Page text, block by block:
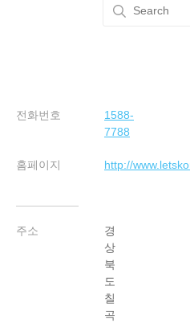
전화번호
1588-
7788
홈페이지 http://
주소
경
상
북
도
칠
곡